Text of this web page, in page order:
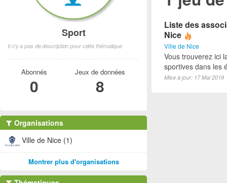
Liste des
Nice
Ville de Nice
Vous trouverez ici
sportives dans les
Mise à jour: 17 Mai 2019
Sport
Il n'y a pas de description pour cette thématique
Abonnés
0
Jeux de données
8
Organisations
Ville de Nice (1)
Montrer plus d'organisations